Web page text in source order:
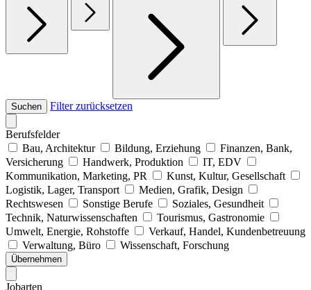
Suchen Filter zurücksetzen
Berufsfelder
Bau, Architektur
Bildung, Erziehung
Finanzen, Bank,
Versicherung
Handwerk, Produktion
IT, EDV
Kommunikation, Marketing, PR
Kunst, Kultur, Gesellschaft
Logistik, Lager, Transport
Medien, Grafik, Design
Rechtswesen
Sonstige Berufe
Soziales, Gesundheit
Technik, Naturwissenschaften
Tourismus, Gastronomie
Umwelt, Energie, Rohstoffe
Verkauf, Handel, Kundenbetreuung
Verwaltung, Büro
Wissenschaft, Forschung
Übernehmen
Jobarten